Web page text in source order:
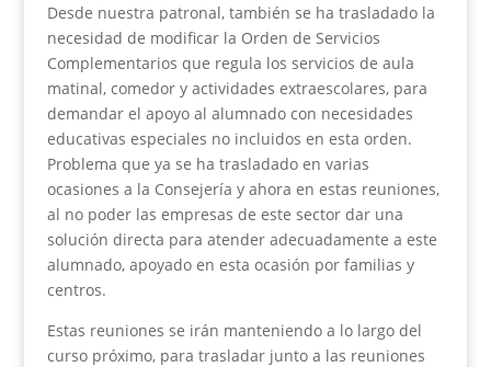
Desde nuestra patronal, también se ha trasladado la
necesidad de modificar la Orden de Servicios
Complementarios que regula los servicios de aula
matinal, comedor y actividades extraescolares, para
demandar el apoyo al alumnado con necesidades
educativas especiales no incluidos en esta orden.
Problema que ya se ha trasladado en varias
ocasiones a la Consejería y ahora en estas reuniones,
al no poder las empresas de este sector dar una
solución directa para atender adecuadamente a este
alumnado, apoyado en esta ocasión por familias y
centros.
Estas reuniones se irán manteniendo a lo largo del
curso próximo, para trasladar junto a las reuniones